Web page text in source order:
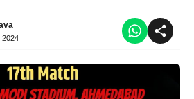
2024